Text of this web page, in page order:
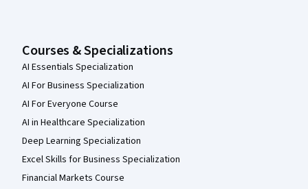
Courses & Specializations
AI Essentials Specialization
AI For Business Specialization
AI For Everyone Course
AI in Healthcare Specialization
Deep Learning Specialization
Excel Skills for Business Specialization
Financial Markets Course